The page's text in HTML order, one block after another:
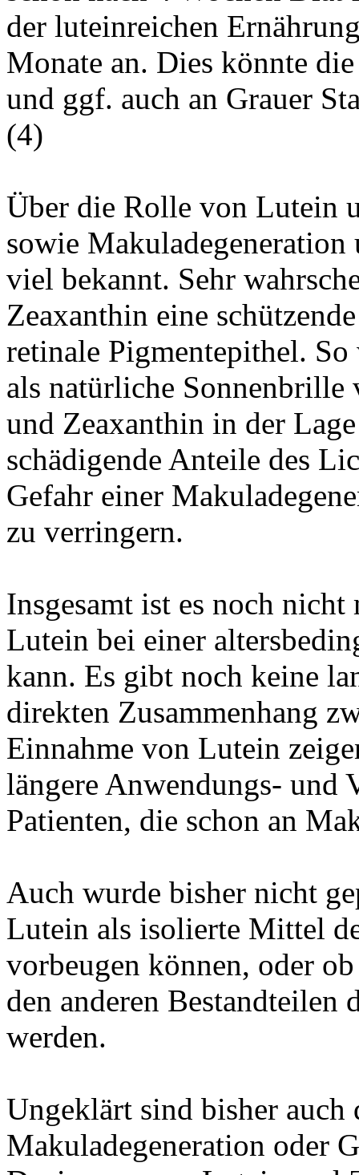
der luteinreichen
Monate an. Dies könnte
und ggf. auch an Grauer
(4)
Über die Rolle von Lutein
sowie
viel bekannt. Sehr
Zeaxanthin eine
retinale Pigmentepithel.
als natürliche
und Zeaxanthin in der
schädigende Anteile des
Gefahr einer
zu verringern.
Insgesamt ist es noch
Lutein bei einer
kann. Es gibt noch keine
direkten Zusammenhang
Einnahme von Lutein
längere Anwendungs- und
Patienten, die schon an
Auch wurde bisher nicht
Lutein als isolierte Mittel
vorbeugen können, oder
den anderen Bestandteilen
werden.
Ungeklärt sind bisher
Makuladegeneration oder